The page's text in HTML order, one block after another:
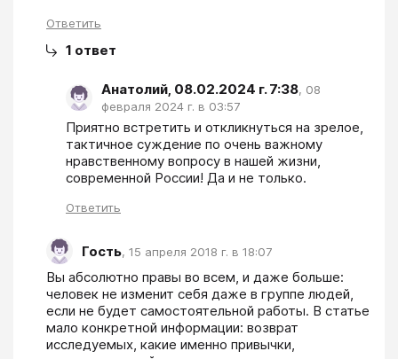
Ответить
1 ответ
Анатолий, 08.02.2024 г. 7:38, 08
февраля 2024 г. в 03:57
Приятно встретить и откликнуться на зрелое,
тактичное суждение по очень важному
нравственному вопросу в нашей жизни,
современной России! Да и не только.
Ответить
Гость, 15 апреля 2018 г. в 18:07
Вы абсолютно правы во всем, и даже больше:
человек не изменит себя даже в группе людей,
если не будет самостоятельной работы. В статье
мало конкретной информации: возврат
исследуемых, какие именно привычки,